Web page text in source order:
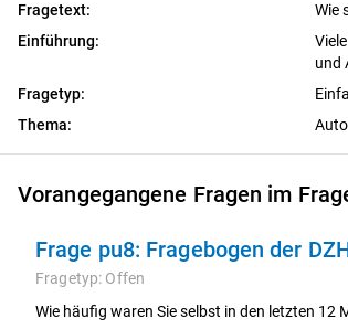
Fragetext:
Wie
Einführung:
und
Fragetyp:
Thema:
Vorangegangene Fragen im
Frage pu8: Fragebogen der
Fragetyp: Offen
Wie häufig waren Sie selbst in den letzten